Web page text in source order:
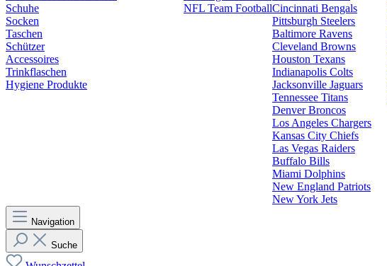
Schuhe
Socken
Taschen
Schützer
Accessoires
Trinkflaschen
Hygiene Produkte
NFL Team FootballCincinnati Bengals
Pittsburgh Steelers
Baltimore Ravens
Cleveland Browns
Houston Texans
Indianapolis Colts
Jacksonville Jaguars
Tennessee Titans
Denver Broncos
Los Angeles Chargers
Kansas City Chiefs
Las Vegas Raiders
Buffalo Bills
Miami Dolphins
New England Patriots
New York Jets
Navigation
Suche